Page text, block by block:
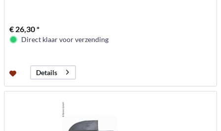
€ 26,30 *
Direct klaar voor verzending
Details